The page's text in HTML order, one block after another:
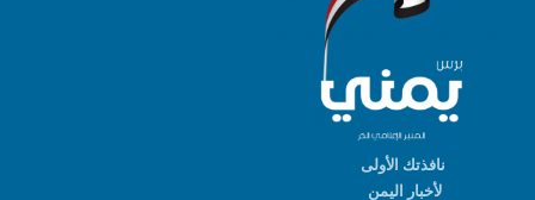
نافذتك الأولى
لأخبار اليمن